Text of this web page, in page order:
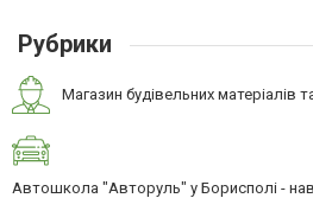
Рубрики
Магазин будівельних матеріалів
Автошкола "Авторуль" у Борисполі -